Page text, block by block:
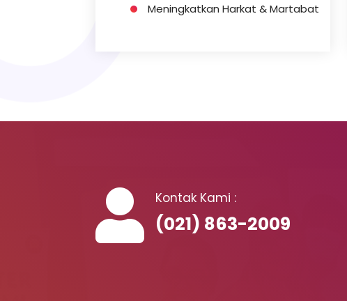
Meningkatkan Harkat & Martabat
Kontak Kami :
(021) 863-2009